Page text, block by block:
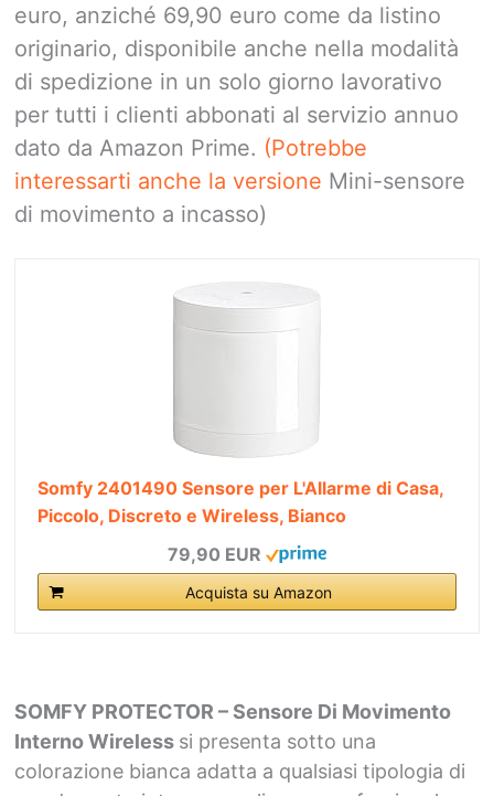
euro, anziché 69,90 euro come da listino
originario, disponibile anche nella modalità
di spedizione in un solo giorno lavorativo
per tutti i clienti abbonati al servizio annuo
dato da Amazon Prime. (Potrebbe
interessarti anche la versione Mini-sensore
di movimento a incasso)
Somfy 2401490 Sensore per L'Allarme di Casa,
Piccolo, Discreto e Wireless, Bianco
79,90 EUR
Acquista su Amazon
SOMFY PROTECTOR – Sensore Di Movimento
Interno Wireless si presenta sotto una
colorazione bianca adatta a qualsiasi tipologia di